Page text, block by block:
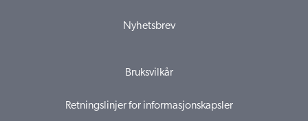
Nyhetsbrev
Bruksvilkår
Retningslinjer for informasjonskapsler